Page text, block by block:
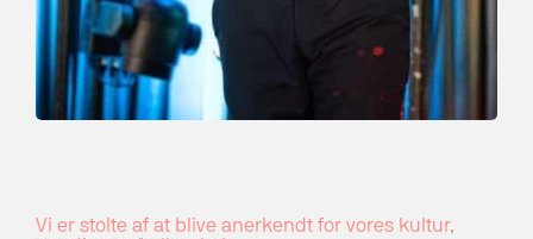
Rådgivning og analyse
Awareness
Sådan vælger du rigtigt
Nyhed
Herning Pengeskabsfabrik
Vi er stolte af at blive anerkendt for vores kultur,